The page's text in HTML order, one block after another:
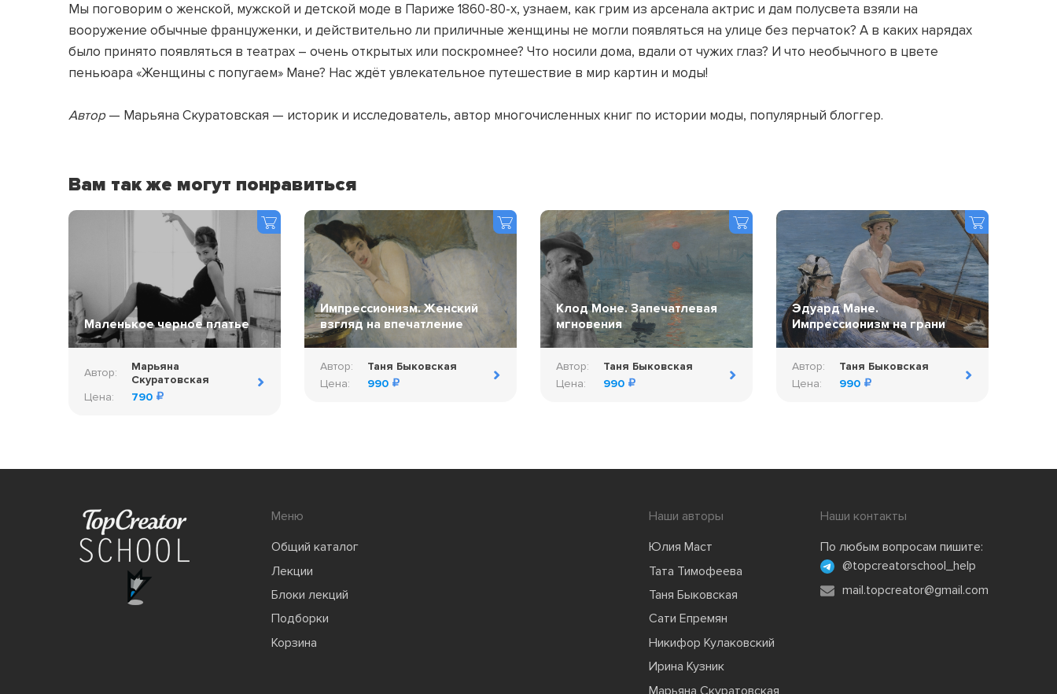
Мы поговорим о женской, мужской и детской моде в Париже 1860-80-х, узнаем, как грим из арсенала актрис и дам полусвета взяли на
вооружение обычные француженки, и действительно ли приличные женщины не могли появляться на улице без перчаток? А в каких нарядах
было принято появляться в театрах – очень открытых или поскромнее? Что носили дома, вдали от чужих глаз? И что необычного в цвете
пеньюара «Женщины с попугаем» Мане? Нас ждёт увлекательное путешествие в мир картин и моды!
Автор— Марьяна Скуратовская — историк и исследователь, автор многочисленных книг по истории моды, популярный блоггер.
Вам так же могут понравиться
Маленькое черное платье
Автор:
Марьяна
Скуратовская
Цена:
790
Импрессионизм. Женский
взгляд на впечатление
Автор:
Таня Быковская
Цена:
990
Клод Моне. Запечатлевая
мгновения
Автор:
Таня Быковская
Цена:
990
Эдуард Мане.
Импрессионизм на грани
Автор:
Таня Быковская
Цена:
990
Меню
Общий каталог
Лекции
Блоки лекций
Подборки
Корзина
Наши авторы
Юлия Маст
Тата Тимофеева
Таня Быковская
Сати Епремян
Никифор Кулаковский
Ирина Кузник
Марьяна Скуратовская
Наши контакты
По любым вопросам пишите:
@topcreatorschool_help
mail.topcreator@gmail.com